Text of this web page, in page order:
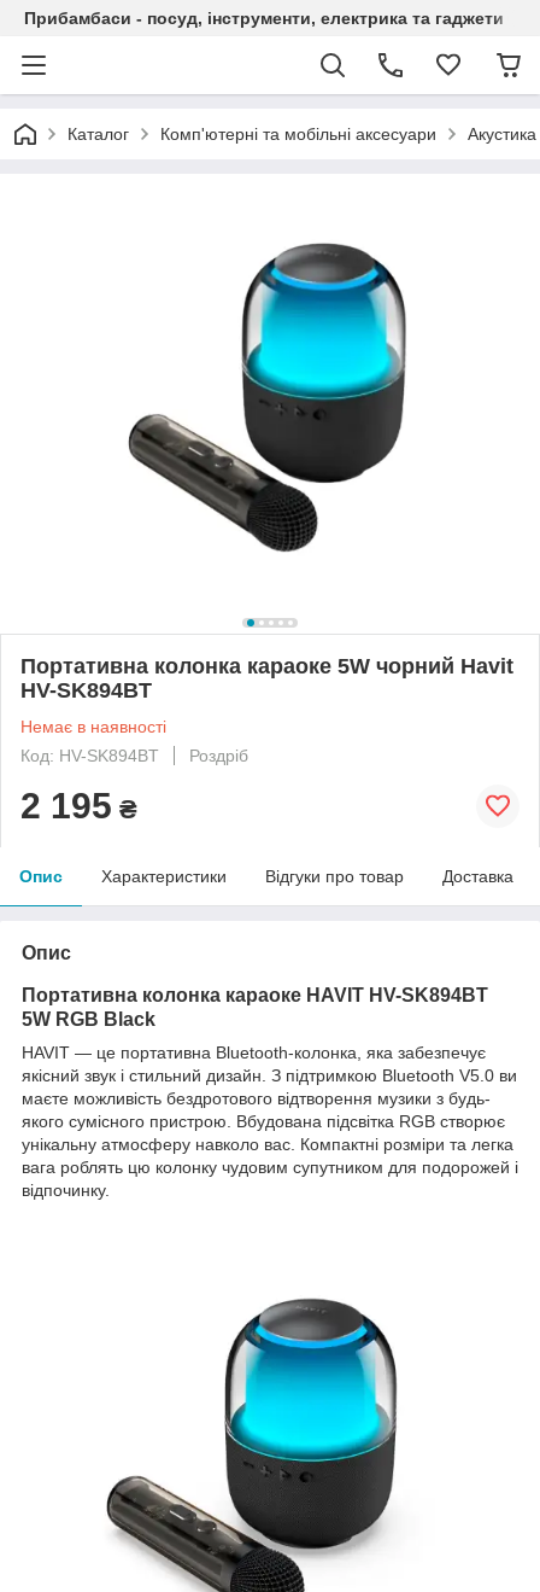
Прибамбаси - посуд, інструменти, електрика та гаджети
Каталог Комп'ютерні та мобільні аксесуари Акустика
Портативна колонка караоке 5W чорний Havit
HV-SK894BT
Немає в наявності
Код: HV-SK894BT
Роздріб
2 195 ₴
Опис Характеристики Відгуки про товар Доставка
Опис
Портативна колонка караоке HAVIT HV-SK894BT
5W RGB Black
HAVIT — це портативна Bluetooth-колонка, яка забезпечує
якісний звук і стильний дизайн. З підтримкою Bluetooth V5.0 ви
маєте можливість бездротового відтворення музики з будь-
якого сумісного пристрою. Вбудована підсвітка RGB створює
унікальну атмосферу навколо вас. Компактні розміри та легка
вага роблять цю колонку чудовим супутником для подорожей і
відпочинку.